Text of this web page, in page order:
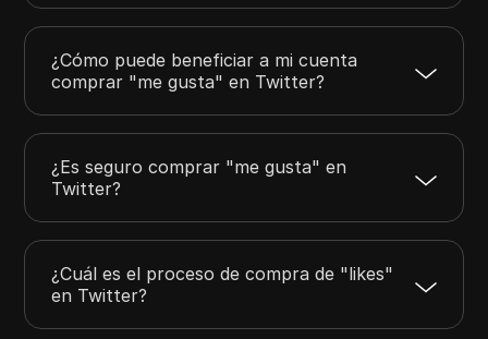
¿Cómo puede beneficiar a mi cuenta
comprar "me gusta" en Twitter?
¿Es seguro comprar "me gusta" en
Twitter?
¿Cuál es el proceso de compra de "likes"
en Twitter?